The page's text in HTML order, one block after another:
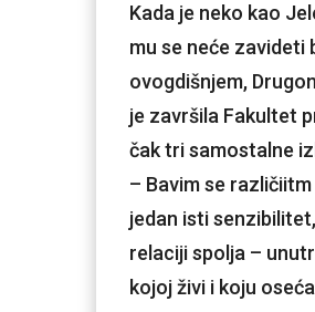
Kada je neko kao
mu se neće zavideti
ovogdišnjem,
je završila Fakultet
čak tri samostalne
– Bavim se
jedan isti
relaciji spolja –
kojoj živi i koju